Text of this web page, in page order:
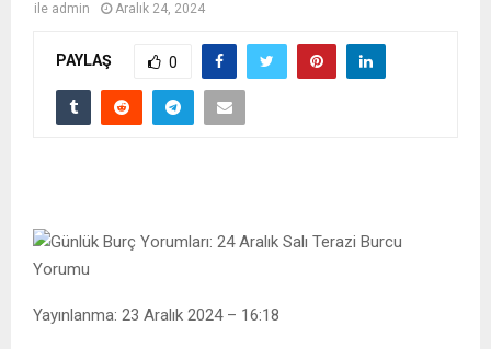
ile admin Aralık 24, 2024
PAYLAŞ 0
Yayınlanma: 23 Aralık 2024 – 16:18